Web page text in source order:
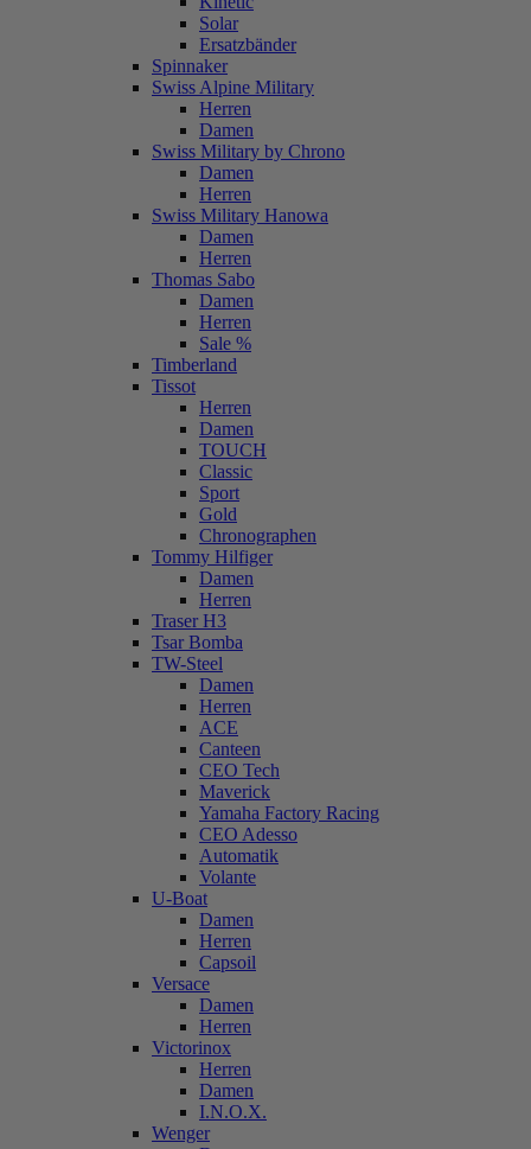
Solar
Ersatzbänder
Spinnaker
Swiss Alpine Military
Herren
Damen
Swiss Military by Chrono
Damen
Herren
Swiss Military Hanowa
Damen
Herren
Thomas Sabo
Damen
Herren
Sale %
Timberland
Tissot
Herren
Damen
TOUCH
Classic
Sport
Gold
Chronographen
Tommy Hilfiger
Damen
Herren
Traser H3
Tsar Bomba
TW-Steel
Damen
Herren
ACE
Canteen
CEO Tech
Maverick
Yamaha Factory Racing
CEO Adesso
Automatik
Volante
U-Boat
Damen
Herren
Capsoil
Versace
Damen
Herren
Victorinox
Herren
Damen
I.N.O.X.
Wenger